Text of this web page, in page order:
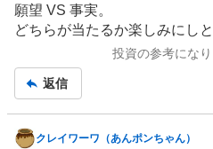
願望 VS 事実。
どちらが当たるか楽しみにし
投資の参考にな
返信
クレイワーワ（あんポンちゃん）